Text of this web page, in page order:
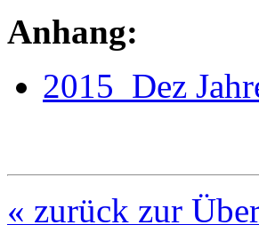
Anhang:
2015_Dez
« zurück zur